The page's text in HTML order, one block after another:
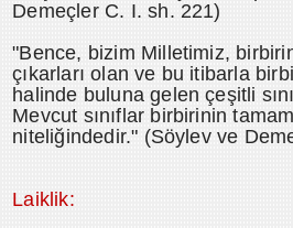
Demeçler C. I. sh. 221)
"Bence, bizim Milletimiz,
çıkarları olan ve bu itibarla
halinde buluna gelen çeşitli
Mevcut sınıflar birbirinin
niteliğindedir." (Söylev ve
Laiklik: